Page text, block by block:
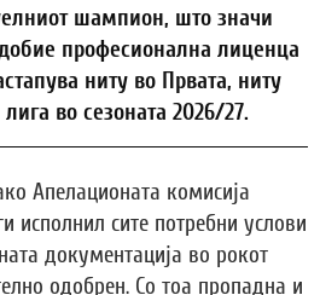
шампион, што значи
професионална лиценца
ниту во Првата, ниту
во сезоната 2026/27.
Апелационата комисија
исполнил сите потребни услови
документација во рокот
одобрен. Со тоа пропадна и